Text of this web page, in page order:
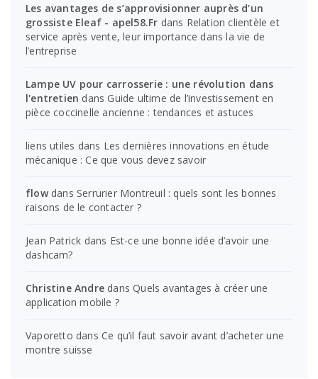
Les avantages de s’approvisionner auprès d’un
grossiste Eleaf - apel58.Fr dans Relation clientèle et
service après vente, leur importance dans la vie de
l’entreprise
Lampe UV pour carrosserie : une révolution dans
l'entretien dans Guide ultime de l’investissement en
pièce coccinelle ancienne : tendances et astuces
liens utiles dans Les dernières innovations en étude
mécanique : Ce que vous devez savoir
flowdans Serrurier Montreuil : quels sont les bonnes
raisons de le contacter ?
Jean Patrick dans Est-ce une bonne idée d’avoir une
dashcam?
Christine Andre dansQuels avantages à créer une
application mobile ?
Vaporetto dansCe qu’il faut savoir avant d’acheter une
montre suisse